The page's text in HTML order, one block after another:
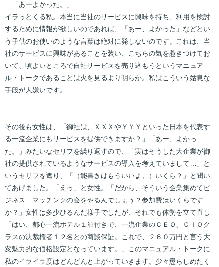
「あーよかった。」
イラっとくる私。本当に当社のサービスに興味を持ち、利用を検討
するために情報が欲しいのであれば、「あー、よかった」などとい
う子供のお使いのような言葉は絶対に発しないのです。これは、当
社のサービスに興味があることを装い、こちらの気を惹きつけてお
いて、頃よいところで自社サービスを売り込もうというマニュア
ル・トークであることは火を見るより明らか。私はこういう姑息な
手段が大嫌いです。
その後も女性は、「御社は、ＸＸＸやＹＹＹといった日本を代表す
る一流企業にもサービスを提供できますか？」「あー、よかっ
た。」みたいなセリフを繰り返すので、「実はそうした大企業が御
社の提供されているようなサービスの導入を考えていまして…」と
いうセリフを遮り、「（能書きはもういいよ。）いくら？」と聞い
てあげました。「えっ」と女性。「だから、そういう企業集めてビ
ジネス・マッチングの会をやるんでしょう？参加費はいくらです
か？」女性は多少ひるんだ様子でしたが、それでも体勢を立て直し
「はい、都心一流ホテル１泊付きで、一流企業のＣＥＯ、ＣＩＯク
ラスの決裁権者１２名との商談保証。これで、２６０万円と言う大
変魅力的な価格設定となっています。」このマニュアル・トークに
私のイライラ度はどんどんと上がっていきます。少々懲らしめたく